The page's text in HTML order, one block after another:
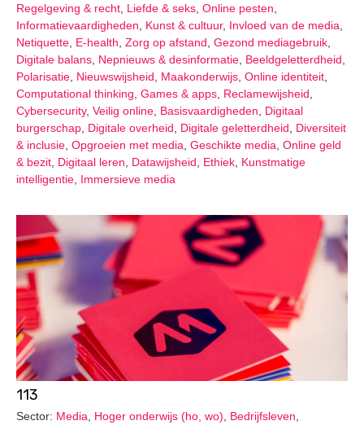
Regelgeving & recht Liefde & seks Online pesten
Informatievaardigheden
Kunst & cultuur, Invloed van de media
Netiquette E-health Zorg op afstand Gezond mediagebruik
Digitale balans Nepnieuws & desinformatie Beeldgeletterdheid
Polarisatie Nieuwswijsheid Maakonderwijs Online identiteit
Computational thinking Games & apps Reclamewijsheid
Cybersecurity, Veilig online Basisvaardigheden
Digitaal
burgerschap Digitale overheid Digitale geletterdheid
Diversiteit
& inclusie Opgroeien met media Geschikte media Online geld
& bezit Digitaal leren Datawijsheid Ethiek Kunstmatige
intelligentie Immersieve media
113
Sector: Media, Hoger onderwijs (ho, wo), Bedrijfsleven,